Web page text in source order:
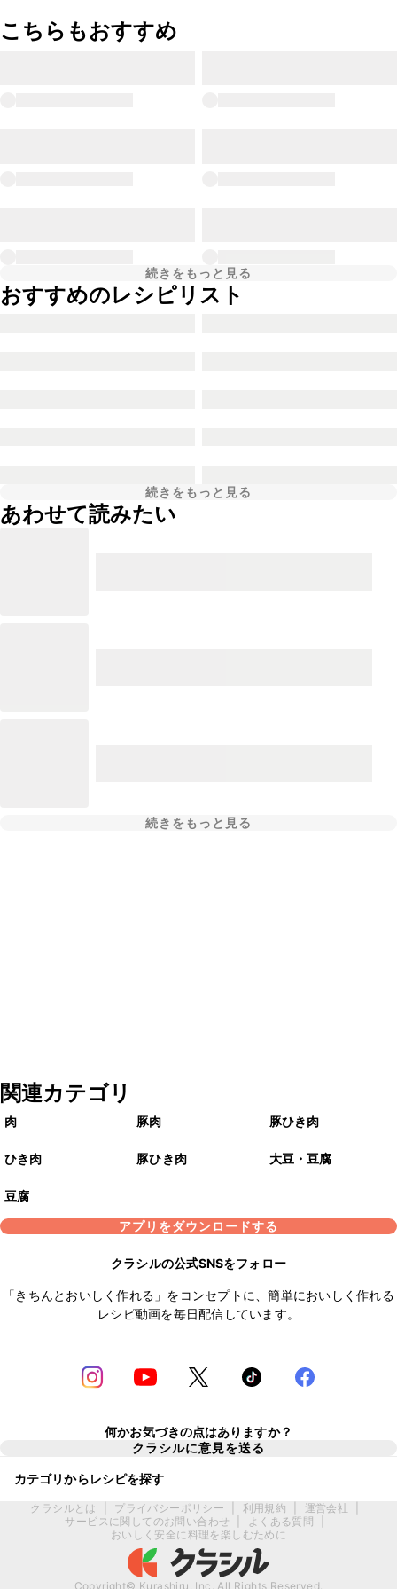
こちらもおすすめ
続きをもっと見る
おすすめのレシピリスト
続きをもっと見る
あわせて読みたい
続きをもっと見る
関連カテゴリ
肉 豚肉 豚ひき肉
ひき肉 豚ひき肉 大豆・豆腐
豆腐
アプリをダウンロードする
クラシルの公式SNSをフォロー
「きちんとおいしく作れる」をコンセプトに、簡単においしく作れる
レシピ動画を毎日配信しています。
何かお気づきの点はありますか？
クラシルに意見を送る
カテゴリからレシピを探す
クラシルとは プライバシーポリシー 利用規約 運営会社
サービスに関してのお問い合わせ
よくある質問
おいしく安全に料理を楽しむために
Copyright© Kurashiru, Inc. All Rights Reserved.